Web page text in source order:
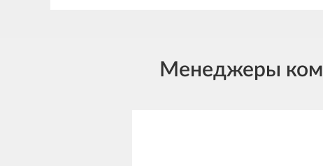
Менеджеры